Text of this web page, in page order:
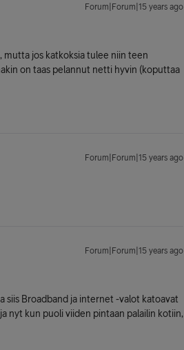
Forum|Forum|15 years ago
mutta jos katkoksia tulee niin teen
on taas pelannut netti hyvin (koputtaa
Forum|Forum|15 years ago
Forum|Forum|15 years ago
siis Broadband ja internet -valot katoavat
nyt kun puoli viiden pintaan palailin kotiin,